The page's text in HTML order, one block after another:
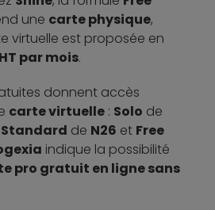
une carte physique,
virtuelle est proposée en
par mois.
donnent accès
carte virtuelle : Solo de
Standard de N26 et Free
indique la possibilité
pro gratuit en ligne sans